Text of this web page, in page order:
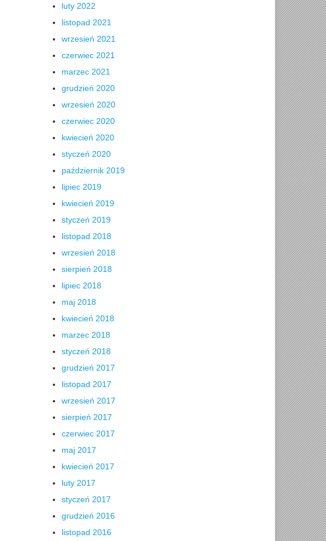
luty 2022
listopad 2021
wrzesień 2021
czerwiec 2021
marzec 2021
grudzień 2020
wrzesień 2020
czerwiec 2020
kwiecień 2020
styczeń 2020
październik 2019
lipiec 2019
kwiecień 2019
styczeń 2019
listopad 2018
wrzesień 2018
sierpień 2018
lipiec 2018
maj 2018
kwiecień 2018
marzec 2018
styczeń 2018
grudzień 2017
listopad 2017
wrzesień 2017
sierpień 2017
czerwiec 2017
maj 2017
kwiecień 2017
luty 2017
styczeń 2017
grudzień 2016
listopad 2016